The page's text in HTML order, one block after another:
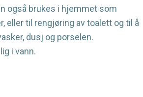
også brukes i hjemmet som
eller til rengjøring av toalett og til å
dusj og porselen.
i vann.